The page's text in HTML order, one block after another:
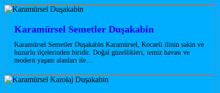
Karamürsel Semetler Duşakabin
Karamürsel Semetler Duşakabin Karamürsel, Kocaeli ilinin sakin ve
huzurlu ilçelerinden biridir. Doğal güzellikleri, temiz havası ve
modern yaşam alanları ile…